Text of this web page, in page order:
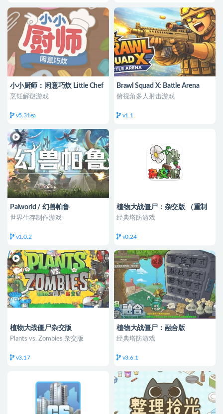
小小厨师：闲意巧炊 Little Chef
烹饪解谜游戏
v5.31ea
Brawl Squad X: Battle Arena
俯视角多人射击游戏
v1.1
Palworld / 幻兽帕鲁
世界生存制作游戏
v1.0.2
植物大战僵尸：杂交版 （重制
版 ）
经典塔防游戏
v0.24
植物大战僵尸杂交版
Plants vs. Zombies 杂交版
v3.17
植物大战僵尸：融合版
经典塔防游戏
v3.6.1